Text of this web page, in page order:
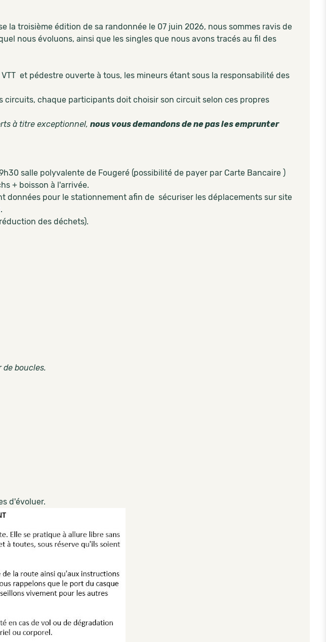
la troisième édition de sa randonnée le 07 juin 2026, nous sommes ravis de
nous évoluons, ainsi que les singles que nous avons tracés au fil des
et pédestre ouverte à tous, les mineurs étant sous la responsabilité des
circuits, chaque participants doit choisir son circuit selon ces propres
à titre exceptionnel, nous vous demandons de ne pas les emprunter
salle polyvalente de Fougeré (possibilité de payer par Carte Bancaire )
+ boisson à l'arrivée.
données pour le stationnement afin de sécuriser les déplacements sur site
des déchets).
de boucles.
d'évoluer.